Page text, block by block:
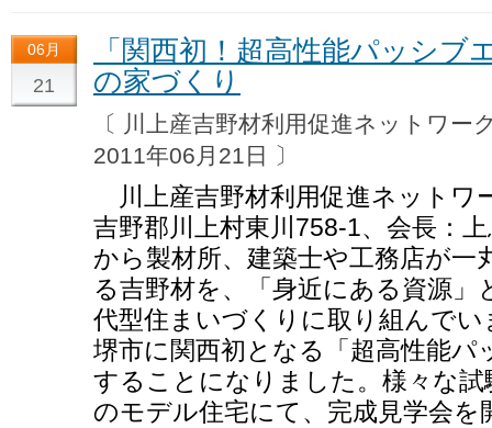
06月
21
「関西初！超高性能パッシブ
の家づくり
〔 川上産吉野材利用促進ネットワ
2011年06月21日 〕
川上産吉野材利用促進ネットワ
吉野郡川上村東川758-1、会長：
から製材所、建築士や工務店が
る吉野材を、「身近にある資源
代型住まいづくりに取り組んで
堺市に関西初となる「超高性能
することになりました。様々な
のモデル住宅にて、完成見学会